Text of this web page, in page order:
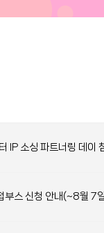
소싱 파트너링 데이
스 신청 안내(~8월 7